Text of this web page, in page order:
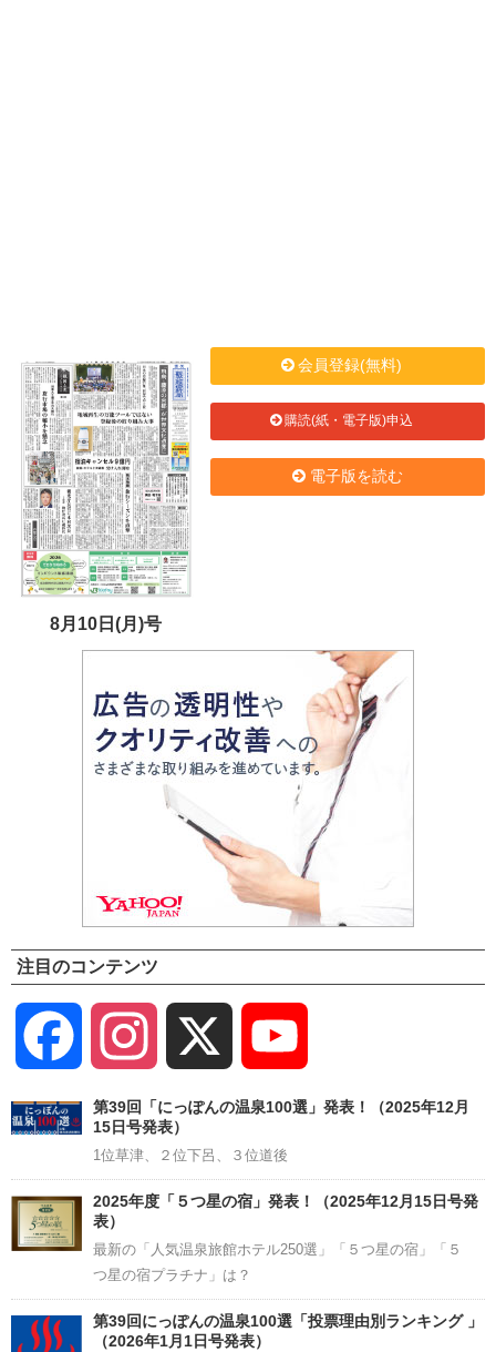
8月10日(月)号
会員登録(無料)
購読(紙・電子版)申込
電子版を読む
注目のコンテンツ
Facebook Instagram
Channel
第39回「にっぽんの温泉100選」発表！（2025年12月
15日号発表）
1位草津、２位下呂、３位道後
2025年度「５つ星の宿」発表！（2025年12月15日号発
表）
最新の「人気温泉旅館ホテル250選」「５つ星の宿」「５
つ星の宿プラチナ」は？
第39回にっぽんの温泉100選「投票理由別ランキング 」
（2026年1月1日号発表）